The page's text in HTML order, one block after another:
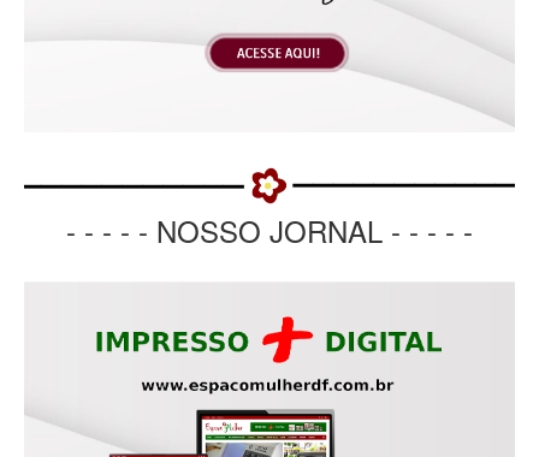
- - - - - NOSSO JORNAL - - - - -